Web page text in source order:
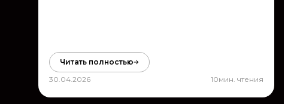
Читать полностью
30.04.2026
10мин. чтения